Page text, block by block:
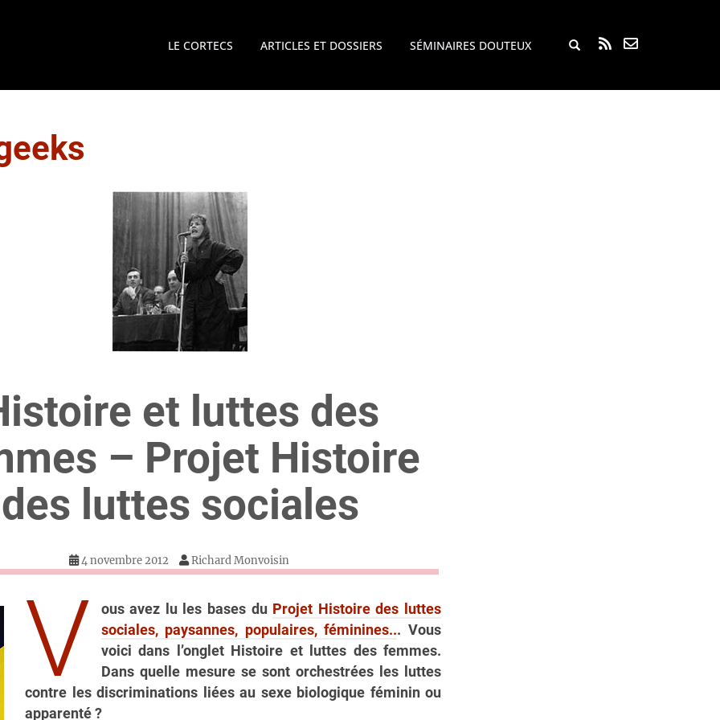
LE CORTECS ARTICLES ET DOSSIERS SÉMINAIRES DOUTEUX Rechercher...
et luttes des
– Projet Histoire
des luttes sociales
4 novembre 2012 Richard Monvoisin
V ous avez lu les bases du Projet Histoire des luttes
sociales, paysannes, populaires, féminines... Vous
voici dans l’onglet Histoire et luttes des femmes.
Dans quelle mesure se sont orchestrées les luttes
contre les discriminations liées au sexe biologique féminin ou
apparenté ?